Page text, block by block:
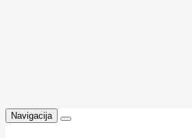
Navigacija